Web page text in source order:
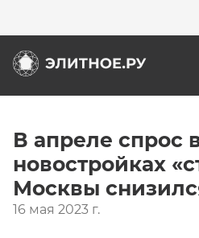
В апреле спрос
новостройках
Москвы
16 мая 2023 г.